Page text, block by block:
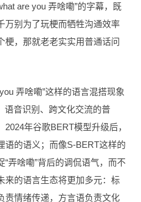
are you 弄啥嘞”的字幕，既
万别为了玩梗而牺牲沟通效率
，那就老老实实用普通话问
弄啥嘞”这样的语言混搭现象
语音识别、跨文化交流的普
年谷歌BERT模型升级后，
语的语义；而像S-BERT这样的
弄啥嘞”背后的调侃语气，而不
来的语言生态将更加多元：标
责情绪传递，方言语负责文化